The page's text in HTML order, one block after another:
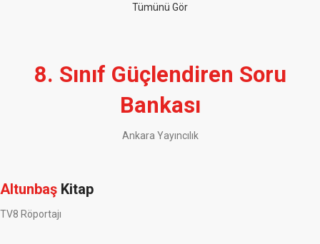
Tümünü Gör
8. Sınıf Güçlendiren Soru
Bankası
Ankara Yayıncılık
Altunbaş Kitap
TV8 Röportajı